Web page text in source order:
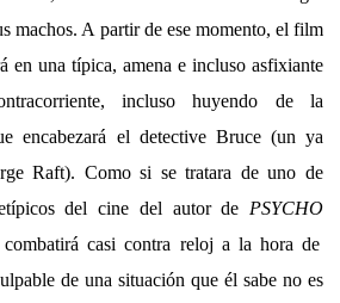
machos. A partir de ese momento, el film
en una típica, amena e incluso asfixiante
incluso huyendo de la
encabezará el detective Bruce (un ya
Raft). Como si se tratara de uno de
del cine del autor de PSYCHO
combatirá casi contra reloj a la hora de
de una situación que él sabe no es